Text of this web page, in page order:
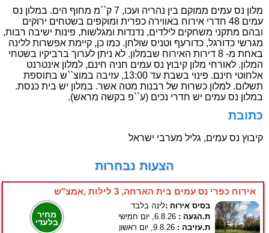
מלון נס עמים ממוקם בין נהריה ועכו, 7 ק``מ מחוף הים. במלון נס
עמים 48 חדרי אירוח באווירה כפרית ומוקפים בשטחים ירוקים
ובהם מתקני משחקים לילדים, נדנדות ומגלשות, פינות ישיבה רבות,
מגרשי כדורגל, כדורעף וטניס שולחן. כמו כן, קיימת אפשרות ללינה
באחת מ- 8 דירות האירוח שבמלון. לא ניתן לערוך ברביקיו בשטחי
המלון. לאורחי מלון קיבוץ נס עמים חניה חינם, למלון אינטרנט
אלחוטי חינם. פינוי בשבת עד 13:00, עזיבה במוצ``ש בתוספת
תשלום. למלון כשרות של רבנות מטה אשר. במלון יש בית כנסת.
במלון נס עמים יש חדרי נכים (ע``פ בקשה מראש).
כתובת
קיבוץ נס עמים, גליל מערבי ישראל
הצעות נבחרות
אירוח כפרי נס עמים בית הארחה, 3 לילות ,אמצ"ש
מחיר
בלעדי
בסיס אירוח :לינה בלבד
ת.הגעה :
ת.עזיבה :